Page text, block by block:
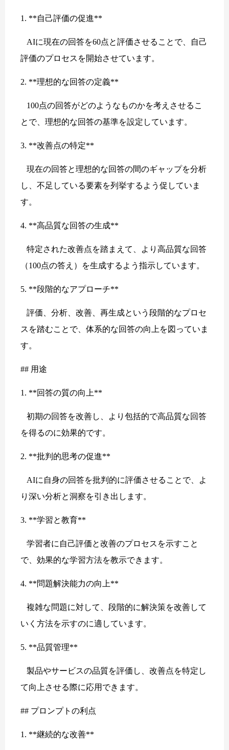
1. **自己評価の促進**
AIに現在の回答を60点と評価させることで、自己
評価のプロセスを開始させています。
2. **理想的な回答の定義**
100点の回答がどのようなものかを考えさせるこ
とで、理想的な回答の基準を設定しています。
3. **改善点の特定**
現在の回答と理想的な回答の間のギャップを分析
し、不足している要素を列挙するよう促していま
す。
4. **高品質な回答の生成**
特定された改善点を踏まえて、より高品質な回答
（100点の答え）を生成するよう指示しています。
5. **段階的なアプローチ**
評価、分析、改善、再生成という段階的なプロセ
スを踏むことで、体系的な回答の向上を図っていま
す。
## 用途
1. **回答の質の向上**
初期の回答を改善し、より包括的で高品質な回答
を得るのに効果的です。
2. **批判的思考の促進**
AIに自身の回答を批判的に評価させることで、よ
り深い分析と洞察を引き出します。
3. **学習と教育**
学習者に自己評価と改善のプロセスを示すこと
で、効果的な学習方法を教示できます。
4. **問題解決能力の向上**
複雑な問題に対して、段階的に解決策を改善して
いく方法を示すのに適しています。
5. **品質管理**
製品やサービスの品質を評価し、改善点を特定し
て向上させる際に応用できます。
## プロンプトの利点
1. **継続的な改善**